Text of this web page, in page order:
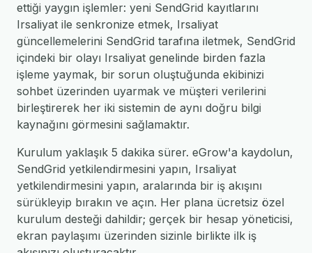
ettiği yaygın işlemler: yeni SendGrid kayıtlarını
Irsaliyat ile senkronize etmek, Irsaliyat
güncellemelerini SendGrid tarafına iletmek, SendGrid
içindeki bir olayı Irsaliyat genelinde birden fazla
işleme yaymak, bir sorun oluştuğunda ekibinizi
sohbet üzerinden uyarmak ve müşteri verilerini
birleştirerek her iki sistemin de aynı doğru bilgi
kaynağını görmesini sağlamaktır.
Kurulum yaklaşık 5 dakika sürer. eGrow'a kaydolun,
SendGrid yetkilendirmesini yapın, Irsaliyat
yetkilendirmesini yapın, aralarında bir iş akışını
sürükleyip bırakın ve açın. Her plana ücretsiz özel
kurulum desteği dahildir; gerçek bir hesap yöneticisi,
ekran paylaşımı üzerinden sizinle birlikte ilk iş